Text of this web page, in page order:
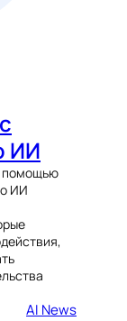
ИИ
помощью
ИИ
AI News